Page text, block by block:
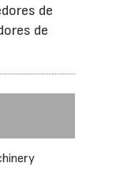
de
de